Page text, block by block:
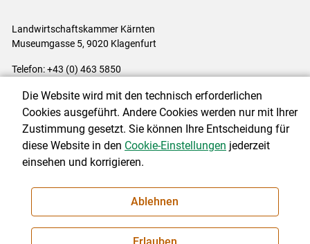
Landwirtschaftskammer Kärnten
Museumgasse 5, 9020 Klagenfurt
Telefon: +43 (0) 463 5850
Impressum|Kontakt|Datenschutzerklärung|Barrierefreiheit|
Cookie-Einstellungen
NEWSLETTER
Die Website wird mit den technisch erforderlichen
Cookies ausgeführt. Andere Cookies werden nur mit Ihrer
Zustimmung gesetzt. Sie können Ihre Entscheidung für
diese Website in den Cookie-Einstellungen jederzeit
einsehen und korrigieren.
Ablehnen